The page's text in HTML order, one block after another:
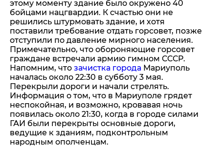
этому моменту здание было окружено 40
бойцами нацгвардии. К счастью они не
решились штурмовать здание, и хотя
поставили требование отдать горсовет, позже
отступили по давление мирного населения.
Примечательно, что обороняющие горсовет
граждане встречали армию гимном СССР.
Напомним, что зачистка города Мариуполь
началась около 22:30 в субботу 3 мая.
Перекрыли дороги и начали стрелять.
Информация о том, что в Мариуполе грядет
неспокойная, и возможно, кровавая ночь
появилась около 21:30, когда в городе силами
ГАИ были перекрыты основные дороги,
ведущие к зданиям, подконтрольным
народным ополченцам.